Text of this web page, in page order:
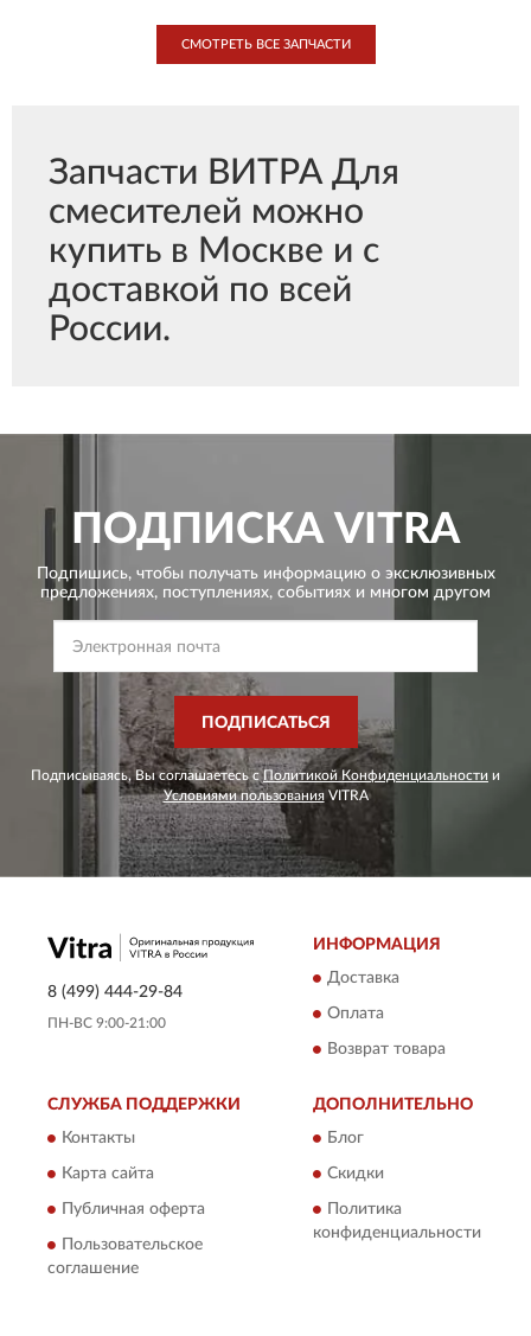
СМОТРЕТЬ ВСЕ ЗАПЧАСТИ
Запчасти ВИТРА Для
смесителей можно
купить в Москве и с
доставкой по всей
России.
ПОДПИСКА VITRA
Подпишись, чтобы получать информацию о эксклюзивных
предложениях, поступлениях, событиях и многом другом
ПОДПИСАТЬСЯ
Подписываясь, Вы соглашаетесь сПолитикой Конфиденциальности и
Условиями пользованияVITRA
8 (499) 444-29-84
ПН-ВС 9:00-21:00
ИНФОРМАЦИЯ
Доставка
Оплата
Возврат товара
СЛУЖБА ПОДДЕРЖКИ
Контакты
Карта сайта
Публичная оферта
Пользовательское
соглашение
ДОПОЛНИТЕЛЬНО
Блог
Скидки
Политика
конфиденциальности